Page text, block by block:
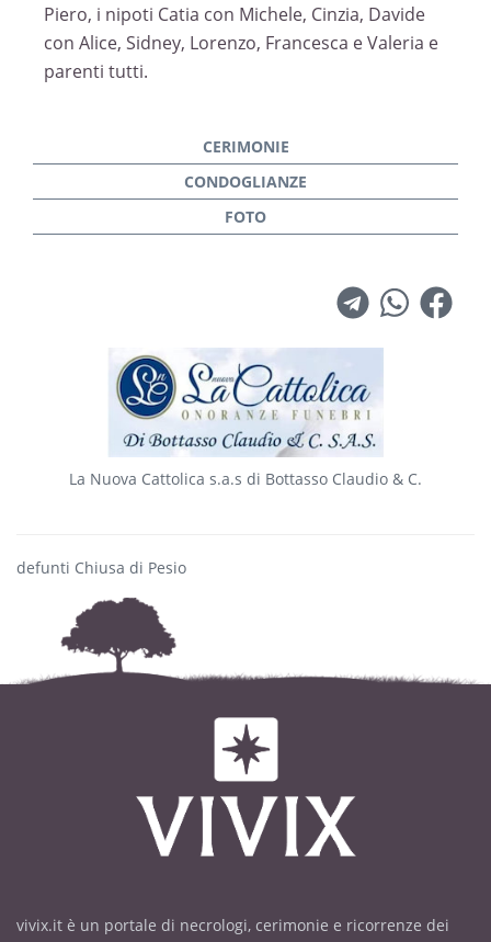
Piero, i nipoti Catia con Michele, Cinzia, Davide
con Alice, Sidney, Lorenzo, Francesca e Valeria e
parenti tutti.
La Nuova Cattolica s.a.s di Bottasso Claudio & C.
defunti Chiusa di Pesio
vivix.it è un portale di necrologi, cerimonie e ricorrenze dei